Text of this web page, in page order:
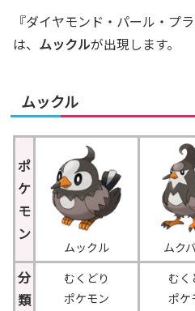
『ダイヤモンド・パール・プ
は、 ムックルが出現します。
ムックル
ポ
ケ
モ
ン
ムックル ムク
分
類
むくどり
ポケモン
むく
ポケ